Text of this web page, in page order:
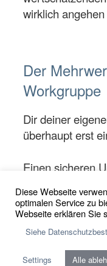
wirklich
Der
Workgruppe
Dir deiner
überhaupt erst
Einen sicheren
und zu zweit
Aufräumen mit
beispielsweise
Diese Webseite
optimalen Service zu
Webseite erklären Sie
Siehe
Settings Alle